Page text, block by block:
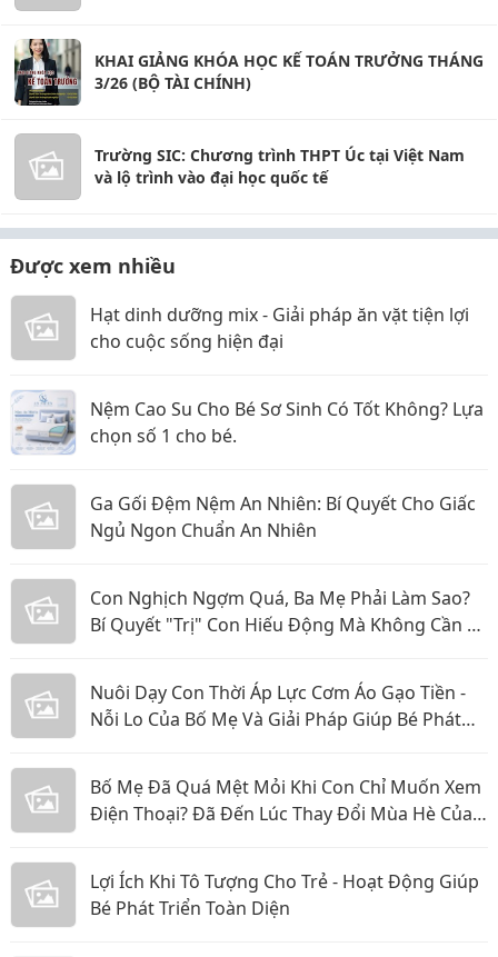
KHAI GIẢNG KHÓA HỌC KẾ TOÁN TRƯỞNG THÁNG
3/26 (BỘ TÀI CHÍNH)
Trường SIC: Chương trình THPT Úc tại Việt Nam
và lộ trình vào đại học quốc tế
Được xem nhiều
Hạt dinh dưỡng mix - Giải pháp ăn vặt tiện lợi
cho cuộc sống hiện đại
Nệm Cao Su Cho Bé Sơ Sinh Có Tốt Không? Lựa
chọn số 1 cho bé.
Ga Gối Đệm Nệm An Nhiên: Bí Quyết Cho Giấc
Ngủ Ngon Chuẩn An Nhiên
Con Nghịch Ngợm Quá, Ba Mẹ Phải Làm Sao?
Bí Quyết "Trị" Con Hiếu Động Mà Không Cần La
Nuôi Dạy Con Thời Áp Lực Cơm Áo Gạo Tiền -
Nỗi Lo Của Bố Mẹ Và Giải Pháp Giúp Bé Phát
Bố Mẹ Đã Quá Mệt Mỏi Khi Con Chỉ Muốn Xem
Điện Thoại? Đã Đến Lúc Thay Đổi Mùa Hè Của
Lợi Ích Khi Tô Tượng Cho Trẻ - Hoạt Động Giúp
Bé Phát Triển Toàn Diện